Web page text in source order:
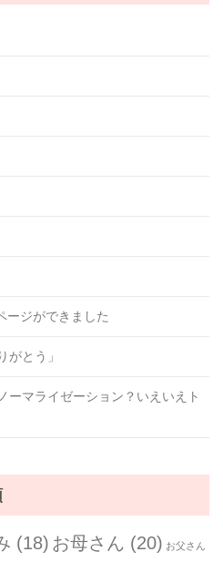
ージができました
がとう」
マライゼーション？いえいえト
(18) お母さん (20) お父さん